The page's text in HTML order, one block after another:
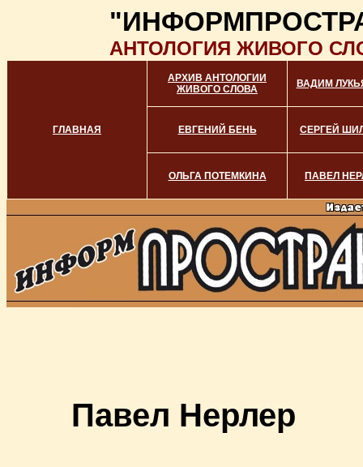
АНТОЛОГИЯ ЖИВОГО
ГЛАВНАЯ
АРХИВ АНТОЛОГИИ
ЖИВОГО СЛОВА
ВАДИМ
ЕВГЕНИЙ БЕНЬ СЕРГЕЙ
ОЛЬГА ПОТЕМКИНА ПАВЕЛ
Павел Нерлер